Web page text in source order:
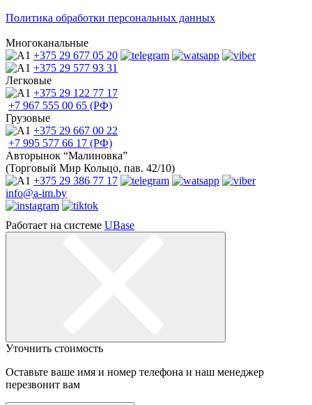
Политика обработки персональных данных
Многоканальные
+375 29 677 05 20
+375 29 577 93 31
Легковые
+375 29 122 77 17
+7 967 555 00 65 (РФ)
Грузовые
+375 29 667 00 22
+7 995 577 66 17 (РФ)
Авторынок “Малиновка”
(Торговый Мир Кольцо, пав. 42/10)
+375 29 386 77 17
info@a-im.by
Работает на системе UBase
Уточнить стоимость
Оставьте ваше имя и номер телефона и наш менеджер
перезвонит вам